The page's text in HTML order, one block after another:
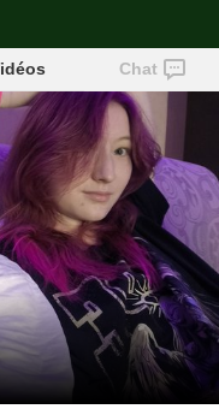
Chat